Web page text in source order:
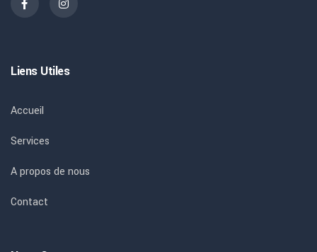
Liens Utiles
Accueil
Services
A propos de nous
Contact